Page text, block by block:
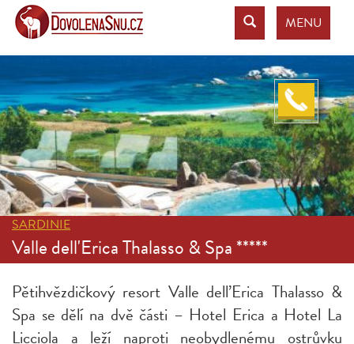
MENU
SARDINIE
Valle dell'Erica Thalasso & Spa *****
Pětihvězdičkový resort Valle dell’Erica Thalasso &
Spa se dělí na dvě části – Hotel Erica a Hotel La
Licciola a leží naproti neobydlenému ostrůvku